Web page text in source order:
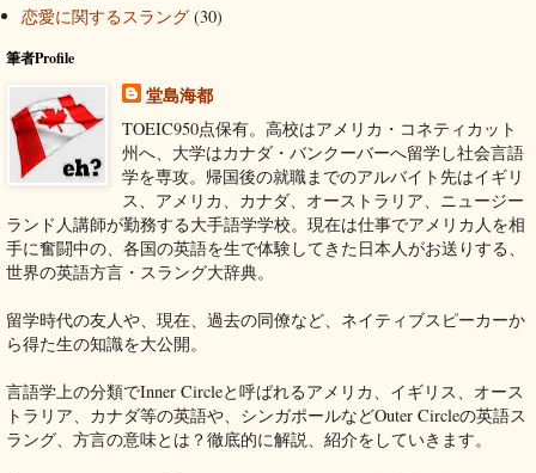
恋愛に関するスラング (30)
筆者Profile
堂島海都
TOEIC950点保有。高校はアメリカ・コネティカット
州へ、大学はカナダ・バンクーバーへ留学し社会言語
学を専攻。帰国後の就職までのアルバイト先はイギリ
ス、アメリカ、カナダ、オーストラリア、ニュージー
ランド人講師が勤務する大手語学学校。現在は仕事でアメリカ人を相
手に奮闘中の、各国の英語を生で体験してきた日本人がお送りする、
世界の英語方言・スラング大辞典。
留学時代の友人や、現在、過去の同僚など、ネイティブスピーカーか
ら得た生の知識を大公開。
言語学上の分類でInner Circleと呼ばれるアメリカ、イギリス、オース
トラリア、カナダ等の英語や、シンガポールなどOuter Circleの英語ス
ラング、方言の意味とは？徹底的に解説、紹介をしていきます。